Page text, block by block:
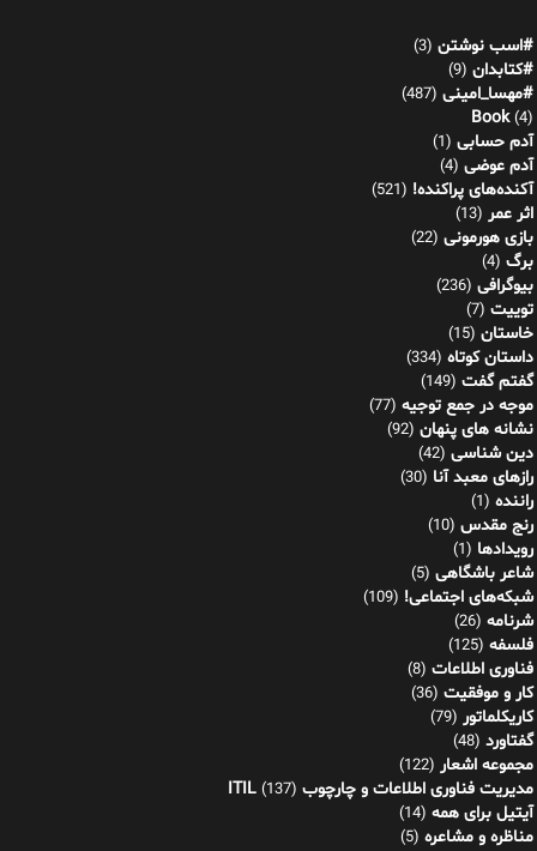
#اسب نوشتن (3)
#کتابدان (9)
#مهسا_امینی (487)
Book(4)
آدم حسابی (1)
آدم عوضی (4)
آکنده‌های پراکنده! (521)
اثر عمر (13)
بازی هورمونی (22)
برگ (4)
بیوگرافی (236)
توییت (7)
خاستان (15)
داستان کوتاه (334)
گفتم گفت (149)
موجه در جمع توجیه (77)
نشانه های پنهان (92)
دین شناسی (42)
رازهای معبد آنا (30)
راننده (1)
رنج مقدس (10)
رویدادها (1)
شاعر باشگاهی (5)
شبکه‌های اجتماعی! (109)
شرنامه (26)
فلسفه (125)
فناوری اطلاعات (8)
کار و موفقیت (36)
کاریکلماتور (79)
گفتاورد (48)
مجموعه اشعار (122)
مدیریت فناوری اطلاعات و چارچوب ITIL (137)
آیتیل برای همه (14)
مناظره و مشاعره (5)